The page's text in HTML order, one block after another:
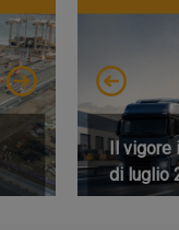
Il vigore
di luglio